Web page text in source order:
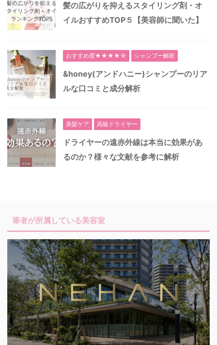
髪の広がりを抑えるスタイリング剤・オ
イルおすすめTOP５【美容師に聞いた】
おすすめ度★★★★☆ シャンプー解析
&honey(アンドハニー)シャンプーのリア
ルな口コミと成分解析
美髪ケア 高級ドライヤー
ドライヤーの遠赤外線は本当に効果があ
るのか？様々な文献を参考に解析
筆者が所属している美容室